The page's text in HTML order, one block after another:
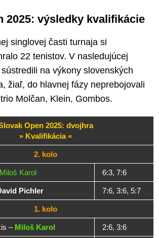
2025: výsledky kvalifikácie
singlovej časti turnaja si
22 tenistov. V nasledujúcej
na výkony slovenských
žiaľ, do hlavnej fázy neprebojovali
Molčan, Klein, Gombos.
Open 2025: dvojhra
» Kvalifikácia «
2. kolo
Miloš Karol 6:3, 7:6
Pichler 7:6, 3:6, 5:7
1. kolo
– Miloš Karol 2:6, 3:6